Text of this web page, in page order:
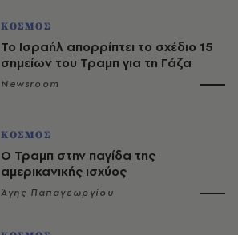
ΚΟΣΜΟΣ
Το Ισραήλ απορρίπτει το σχέδιο 15
σημείων του Τραμπ για τη Γάζα
Newsroom
ΚΟΣΜΟΣ
Ο Τραμπ στην παγίδα της
αμερικανικής ισχύος
Άγης Παπαγεωργίου